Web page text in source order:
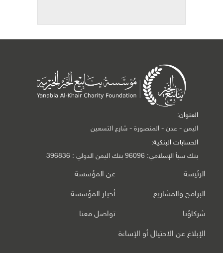
العنوان:
اليمن - عدن - المنصورة - شارع التسعين
الحسابات البنكية:
بنك سبأ الإسلامي: 96096 بنك اليمن الدولي : 396836
الرئيسة عن المؤسسة
البرامج والمشاريع أخبار المؤسسة
شركاؤنا تواصل معنا
الإبلاغ عن الاحتيال أو الإساءة